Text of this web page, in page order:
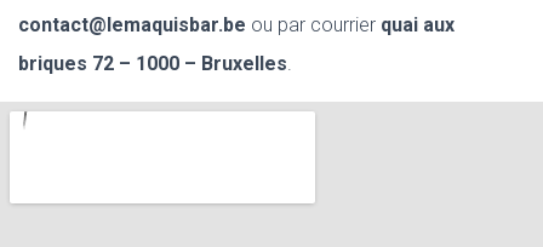
contact@lemaquisbar.be ou par courrier quai aux
briques 72 – 1000 – Bruxelles.